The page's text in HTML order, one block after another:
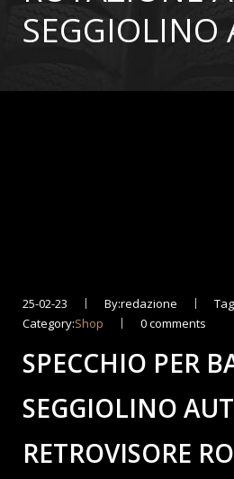
SEGGIOLINO
25-02-23 By:redazione
Category:Shop 0 comments
SPECCHIO PER
SEGGIOLINO
RETROVISORE